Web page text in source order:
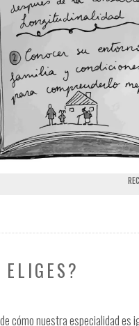
cómo nuestra especialidad